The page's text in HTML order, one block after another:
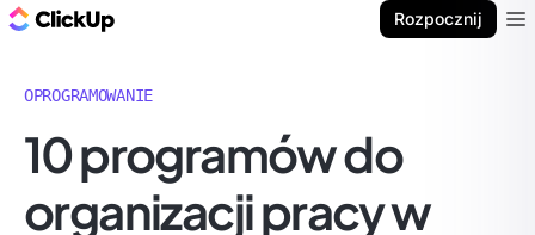
Rozpocznij
OPROGRAMOWANIE
10 programów do
organizacji pracy w